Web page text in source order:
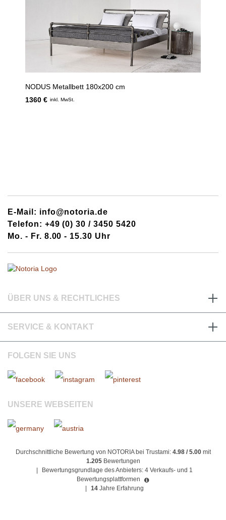
NODUS Metallbett 180x200 cm
1360 € inkl. MwSt.
E-Mail: info@notoria.de
Telefon: +49 (0) 30 / 3450 5420
Mo. - Fr. 8.00 - 15.30 Uhr
ÜBER UNS & RECHTLICHES
SERVICE & KONTAKT
FOLGEN SIE UNS
UNSERE WEBSEITEN
Durchschnittliche Bewertung von NOTORIA bei Trustami: 4.98 / 5.00mit
1.205 Bewertungen
Bewertungsgrundlage des Anbieters: 4 Verkaufs- und 1
Bewertungsplattformen
14 Jahre Erfahrung